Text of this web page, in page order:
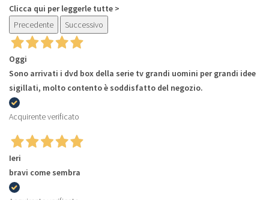
Clicca qui per leggerle tutte >
Precedente
Successivo
Oggi
Sono arrivati i dvd box della serie tv grandi uomini per grandi idee
sigillati, molto contento è soddisfatto del negozio.
Acquirente verificato
Ieri
bravi come sembra